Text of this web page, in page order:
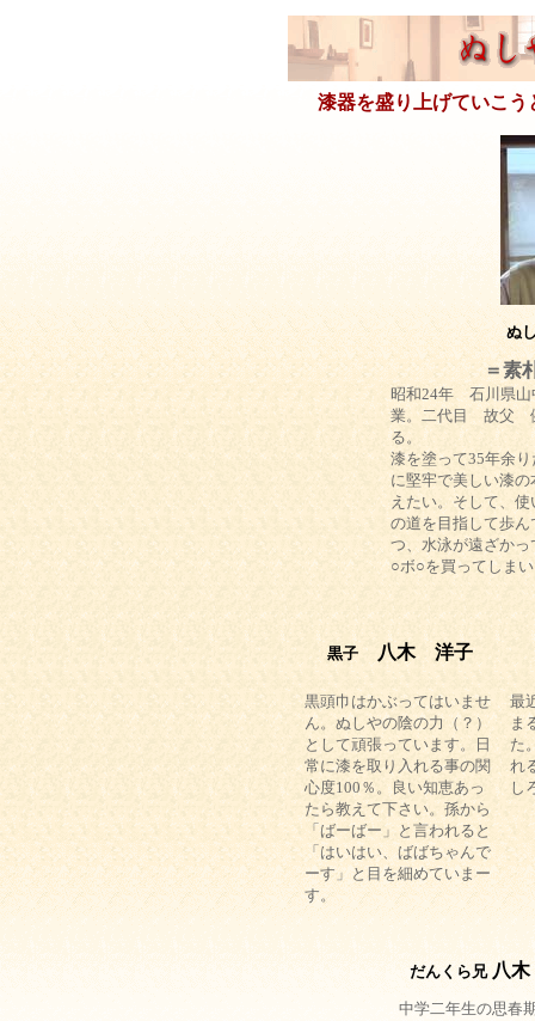
漆器を盛り上げていこ
ぬ
＝素
昭和24年 石川県山
業。二代目 故父
る。
漆を塗って35年余
に堅牢で美しい漆
えたい。そして、
の道を目指して歩
つ、水泳が遠ざか
○ボ○を買ってしま
黒子 八木 洋子
黒頭巾はかぶってはいませ
ん。ぬしやの陰の力（？）
として頑張っています。日
常に漆を取り入れる事の関
心度100％。良い知恵あっ
たら教えて下さい。孫から
「ばーばー」と言われると
「はいはい、ばばちゃんで
ーす」と目を細めていまー
す。
最
ま
た
れ
し
だんくら兄八
中学二年生の思春